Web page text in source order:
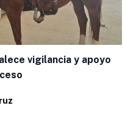
vigilancia y apoyo